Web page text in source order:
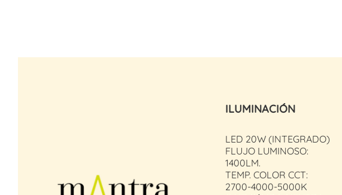
ILUMINACIÓN
LED 20W (INTEGRADO)
FLUJO LUMINOSO:
1400LM.
TEMP. COLOR CCT:
2700-4000-5000K